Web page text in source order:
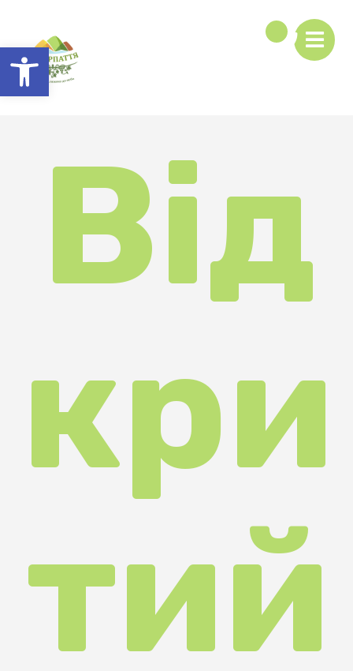
Відкрити Панель інструментів
Від
кри
тий